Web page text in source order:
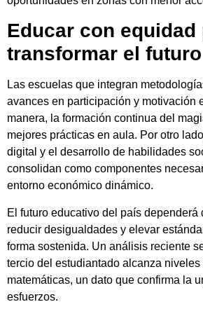
Educar con equidad
transformar el futuro
Las escuelas que integran
avances en participación y motivación
manera, la formación continua del
mejores prácticas en aula. Por otro
digital y el desarrollo de habilidades
consolidan como componentes
entorno económico dinámico.
El futuro educativo del país dependerá
reducir desigualdades y elevar
forma sostenida. Un análisis reciente
tercio del estudiantado alcanza niveles
matemáticas, un dato que confirma la
esfuerzos.